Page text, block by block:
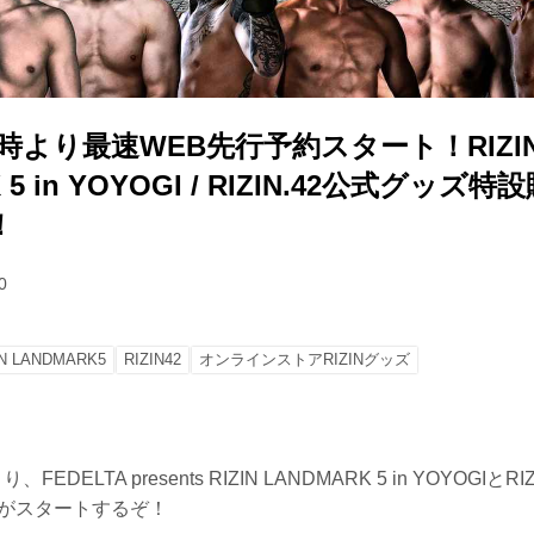
より最速WEB先行予約スタート！
in YOYOGI / RIZIN.42公式グッズ特設
LANDMARK5 RIZIN42 オンラインストアRIZINグッズ
、FEDELTA presents RIZIN LANDMARK 5 in YOYOGIと
スタートするぞ！